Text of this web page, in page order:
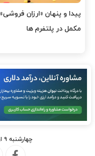
هشدار کانون هموفیلی ایران:
۴ هزار بیمار ۸ ماه است
چهارشنبه ۹ اردیبهشت ۱۴۰۵ - ۰۹:۱۲